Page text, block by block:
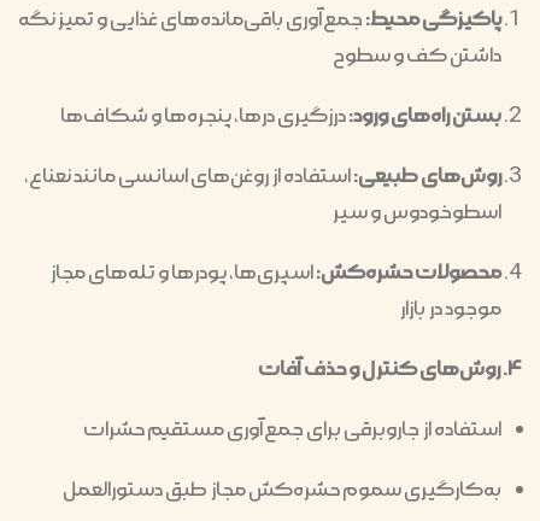
پاکیزگی محیط:جمع‌آوری باقی‌مانده‌های غذایی و تمیز نگه
داشتن کف و سطوح
بستن راه‌های ورود:درزگیری درها، پنجره‌ها و شکاف‌ها
روش‌های طبیعی:استفاده از روغن‌های اسانسی مانند نعناع،
اسطوخودوس و سیر
محصولات حشره‌کش:اسپری‌ها، پودرها و تله‌های مجاز
موجود در بازار
۴. روش‌های کنترل و حذف آفات
استفاده از جاروبرقی برای جمع‌آوری مستقیم حشرات
به‌کارگیری سموم حشره‌کش مجاز طبق دستورالعمل